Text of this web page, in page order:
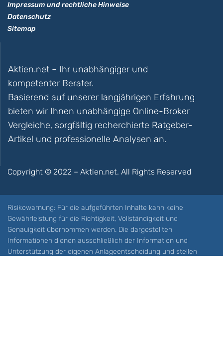
Impressum und rechtliche Hinweise
Datenschutz
Sitemap
Aktien.net – Ihr unabhängiger und
kompetenter Berater.
Basierend auf unserer langjährigen Erfahrung
bieten wir Ihnen unabhängige Online-Broker
Vergleiche, sorgfältig recherchierte Ratgeber-
Artikel und professionelle Analysen an.
Copyright © 2022 – Aktien.net. All Rights Reserved
Risikowarnung: Für die aufgeführten Inhalte kann keine
Gewährleistung für die Richtigkeit, Vollständigkeit und
Genauigkeit übernommen werden. Die dargestellten
Informationen dienen ausschließlich der Information und
Unterstützung der eigenen Anlageentscheidung und stellen